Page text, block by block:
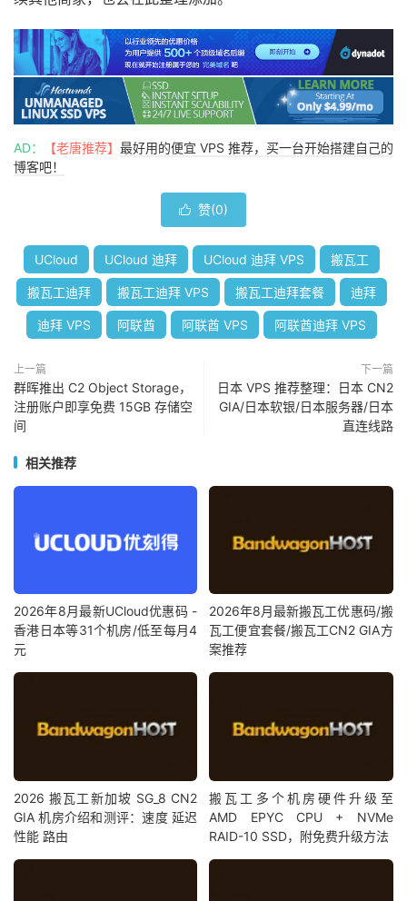
AD： 【老唐推荐】 最好用的便宜 VPS 推荐，买一台开始搭建自己的
博客吧！
 赞(0)
UCloud UCloud 迪拜 UCloud 迪拜 VPS 搬瓦工
搬瓦工迪拜 搬瓦工迪拜 VPS 搬瓦工迪拜套餐 迪拜
迪拜 VPS 阿联酋 阿联酋 VPS 阿联酋迪拜 VPS
上一篇
群晖推出 C2 Object Storage，
注册账户即享免费 15GB 存储空
间
下一篇
日本 VPS 推荐整理：日本 CN2
GIA/日本软银/日本服务器/日本
直连线路
相关推荐
2026年8月最新UCloud优惠码 -
香港日本等31个机房/低至每月4
元
2026年8月最新搬瓦工优惠码/搬
瓦工便宜套餐/搬瓦工CN2 GIA方
案推荐
2026 搬瓦工新加坡 SG_8 CN2
GIA 机房介绍和测评：速度 延迟
性能 路由
搬瓦工多个机房硬件升级至
AMD EPYC CPU + NVMe
RAID-10 SSD，附免费升级方法